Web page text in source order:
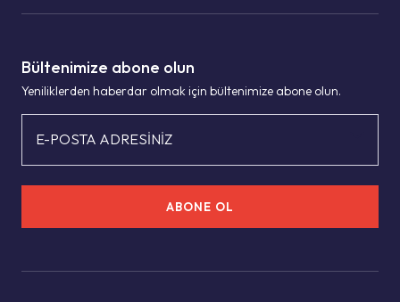
Bültenimize abone olun
Yeniliklerden haberdar olmak için bültenimize abone olun.
E-POSTA ADRESİNİZ
ABONE OL